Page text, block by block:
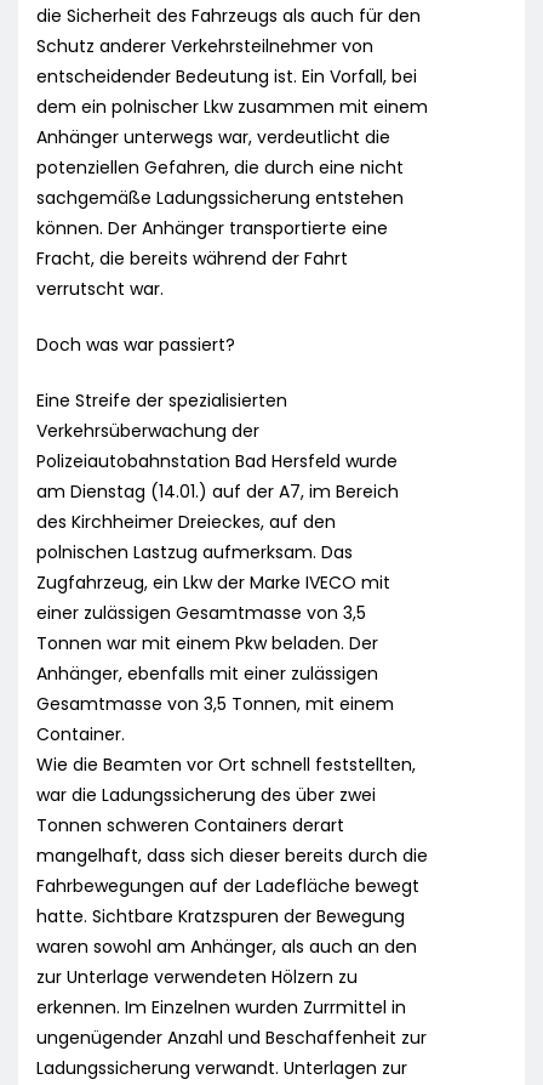
die Sicherheit des Fahrzeugs als auch für den
Schutz anderer Verkehrsteilnehmer von
entscheidender Bedeutung ist. Ein Vorfall, bei
dem ein polnischer Lkw zusammen mit einem
Anhänger unterwegs war, verdeutlicht die
potenziellen Gefahren, die durch eine nicht
sachgemäße Ladungssicherung entstehen
können. Der Anhänger transportierte eine
Fracht, die bereits während der Fahrt
verrutscht war.
Doch was war passiert?
Eine Streife der spezialisierten
Verkehrsüberwachung der
Polizeiautobahnstation Bad Hersfeld wurde
am Dienstag (14.01.) auf der A7, im Bereich
des Kirchheimer Dreieckes, auf den
polnischen Lastzug aufmerksam. Das
Zugfahrzeug, ein Lkw der Marke IVECO mit
einer zulässigen Gesamtmasse von 3,5
Tonnen war mit einem Pkw beladen. Der
Anhänger, ebenfalls mit einer zulässigen
Gesamtmasse von 3,5 Tonnen, mit einem
Container.
Wie die Beamten vor Ort schnell feststellten,
war die Ladungssicherung des über zwei
Tonnen schweren Containers derart
mangelhaft, dass sich dieser bereits durch die
Fahrbewegungen auf der Ladefläche bewegt
hatte. Sichtbare Kratzspuren der Bewegung
waren sowohl am Anhänger, als auch an den
zur Unterlage verwendeten Hölzern zu
erkennen. Im Einzelnen wurden Zurrmittel in
ungenügender Anzahl und Beschaffenheit zur
Ladungssicherung verwandt. Unterlagen zur